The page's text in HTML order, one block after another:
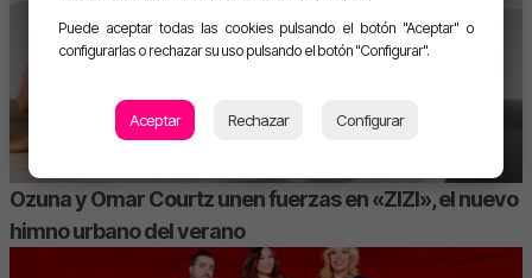
Ozuna y Omar Courtz unen fuerzas en «ZIZI», el nuevo
himno urbano del verano
Puede aceptar todas las cookies pulsando el botón "Aceptar" o
configurarlas o rechazar su uso pulsando el botón "Configurar".
Aceptar Rechazar Configurar